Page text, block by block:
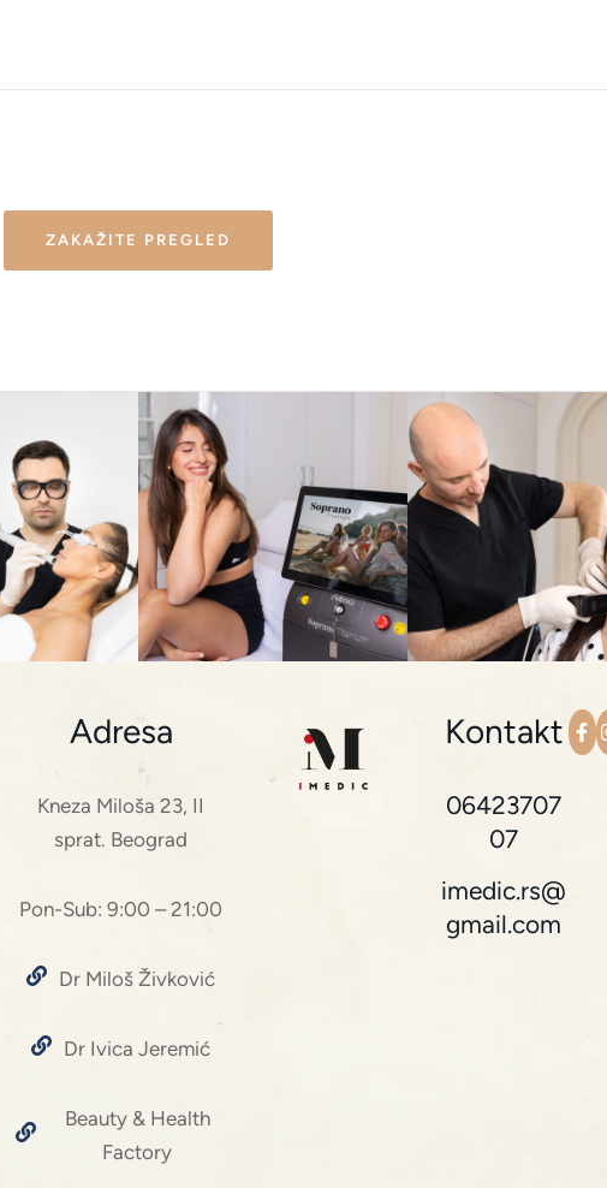
ZAKAŽITE PREGLED
Adresa
Kneza Miloša 23, II
sprat. Beograd
Pon-Sub: 9:00 – 21:00
Dr Miloš Živković
Dr Ivica Jeremić
Beauty & Health
Factory
Kontakt
06423707
07
imedic.rs@
gmail.com